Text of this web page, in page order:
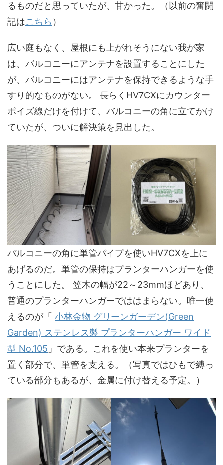
るものだと思っていたが、甘かった。（以前の奮闘
記はこちら ）
広い庭もなく、屋根にも上がれそうにない我が家
は、バルコニーにアンテナを設置することにした
が、バルコニーにはアンテナを保持できるような手
すり的なものがない。 長らくHV7CXにカウンター
ポイズ線だけを付けて、バルコニーの角に立てかけ
ていたが、ついに解決策を見出した。
バルコニーの角に単管パイプを使いHV7CXを上に
あげるのだ。単管の保持はプランターハンガーを使
うことにした。 笠木の幅が22～23mmほどあり、
普通のプランターハンガーでははまらない。唯一使
えるのが「 小林金物 グリーンガーデン(Green
Garden) ステンレス製 プランターハンガー ワイド
型 No.105 」である。これを使い本来プランターを
置く部分で、単管を支える。（写真ではひもで縛っ
ている部分もあるが、金属に付け替える予定。）